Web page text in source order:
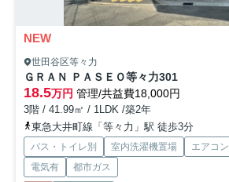
NEW
世田谷区等々力
ＧＲＡＮ ＰＡＳＥＯ等々力301
18.5万円 管理/共益費18,000円
3階 / 41.99㎡ / 1LDK /築2年
東急大井町線「等々力」駅 徒歩3分
バス・トイレ別 室内洗濯機置場 エアコン
電気有
都市ガス